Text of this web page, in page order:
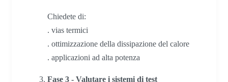
Chiedete di:
. vias termici
. ottimizzazione della dissipazione del calore
. applicazioni ad alta potenza
Fase 3 - Valutare i sistemi di test